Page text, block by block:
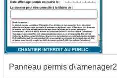
Panneau permis d\'amenager2